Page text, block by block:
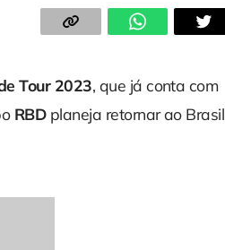
Tour 2023, que já conta com
RBD planeja retornar ao Brasil